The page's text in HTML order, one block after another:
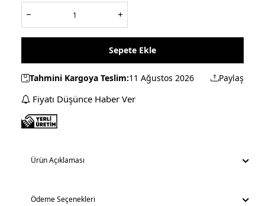
Sepete Ekle
Tahmini Kargoya Teslim:11 Ağustos 2026 Paylaş
Fiyatı Düşünce Haber Ver
Ürün Açıklaması
Ödeme Seçenekleri